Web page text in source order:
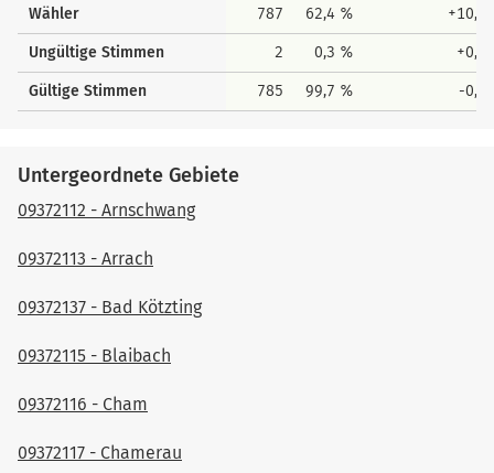
Wähler 787 62,4 % +10,4
Ungültige Stimmen 2 0,3 % +0,3
Gültige Stimmen 785 99,7 % -0,3
Untergeordnete Gebiete
09372112 - Arnschwang
09372113 - Arrach
09372137 - Bad Kötzting
09372115 - Blaibach
09372116 - Cham
09372117 - Chamerau